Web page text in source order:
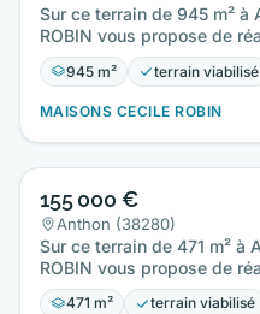
Sur ce terrain de 945 m² à
ROBIN vous propose de
construction de maison…
945 m² terrain viabilisé
MAISONS CECILE ROBIN
155 000 €
Anthon (38280)
Sur ce terrain de 471 m² à
ROBIN vous propose de
construction de maison…
471 m² terrain viabilisé